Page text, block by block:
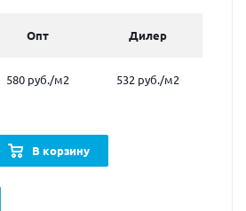
Опт Дилер
580 руб./м2 532 руб./м2
В корзину